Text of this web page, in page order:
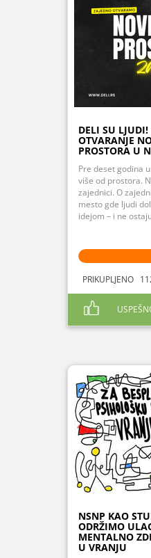
DELI SU LJUDI!
OTVARANJE
PROSTORA U
Pre deset godina
više od prostora.
zajednici. O
mesto gde ljudi
idejom – i ne
PRIKUPLJENO
NSNP KAO
ODRŽIMO
MENTALNO
U VRANJU